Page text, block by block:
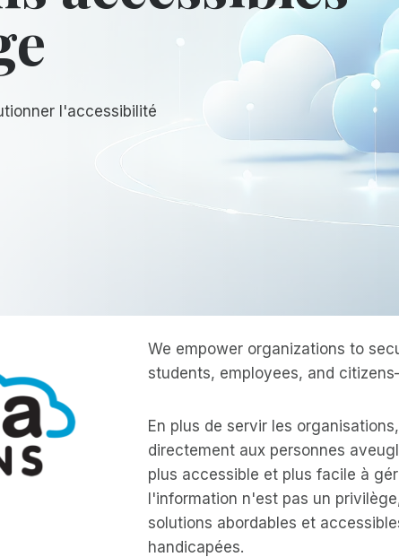
l'accessibilité
We empower organizations to
students, employees, and
En plus de servir les
directement aux personnes
plus accessible et plus facile à
l'information n'est pas un
solutions abordables et
handicapées.